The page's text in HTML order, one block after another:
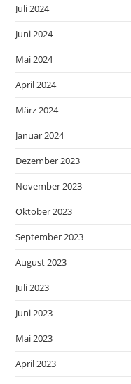
Juli 2024
Juni 2024
Mai 2024
April 2024
März 2024
Januar 2024
Dezember 2023
November 2023
Oktober 2023
September 2023
August 2023
Juli 2023
Juni 2023
Mai 2023
April 2023